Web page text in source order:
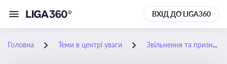
ВХІД ДО LIGA360
Головна Теми в центрі уваги Звільнення та призначення керівників держустанов та компаній